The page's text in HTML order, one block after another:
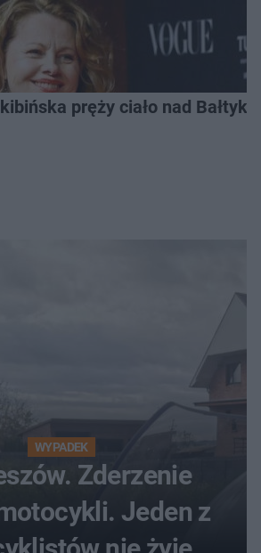
pręży ciało nad
WYPADEK
Zderzenie
Jeden z